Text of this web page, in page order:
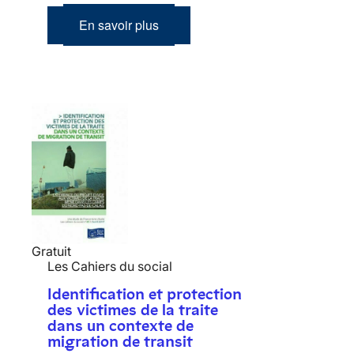
En savoir plus
Gratuit
Les Cahiers du social
Identification et protection
des victimes de la traite
dans un contexte de
migration de transit